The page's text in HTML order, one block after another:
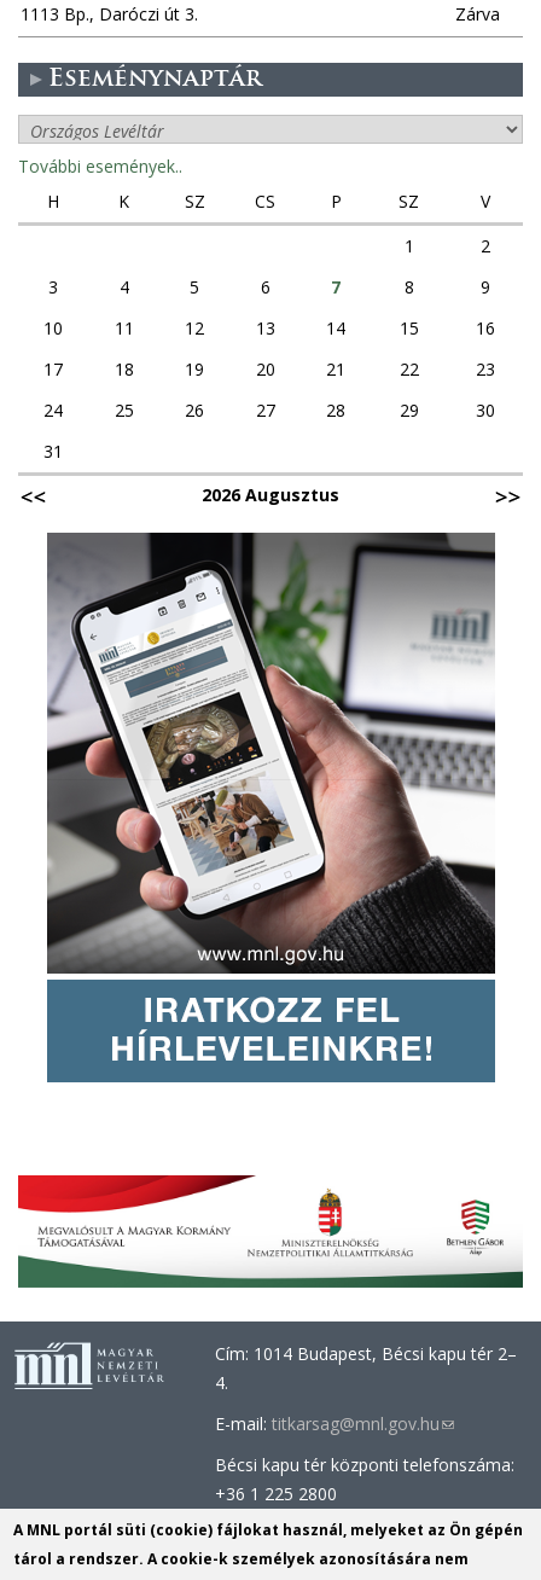
1113 Bp., Daróczi út 3.
Zárva
Eseménynaptár
További események..
H
K SZ CS P SZ
V
1
2
3
4 5 6 7 8
9
10
11 12 13 14 15
16
17
18 19 20 21 22
23
24
25 26 27 28 29
30
31
2026 Augusztus
Cím: 1014 Budapest, Bécsi kapu tér 2–
4.
E-mail:titkarsag@mnl.gov.hu(link
sends
mail)
Bécsi kapu tér központi telefonszáma:
+36 1 225 2800
Óbudai épület központi telefonszáma:
+36 1 437 0660
A MNL portál süti (cookie) fájlokat használ, melyeket az Ön gépén
tárol a rendszer. A cookie-k személyek azonosítására nem